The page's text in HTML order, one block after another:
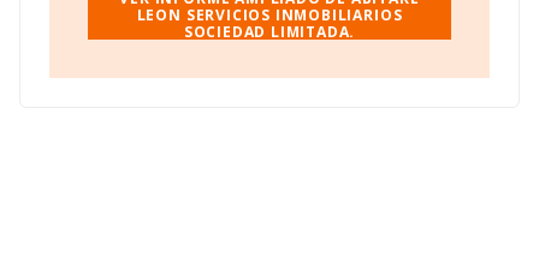
León, Castilla-león.
hasta 67.991 empresas, la facturación en el ámbito
LEON SERVICIOS INMOBILIARIOS
SOCIEDAD LIMITADA.